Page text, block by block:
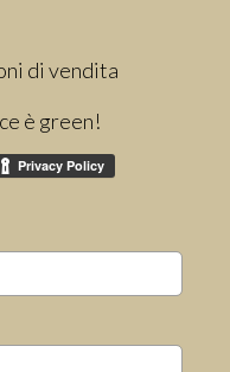
di vendita
è green!